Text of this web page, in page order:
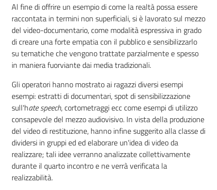
Al fine di offrire un esempio di come la realtà possa essere
raccontata in termini non superficiali, si è lavorato sul mezzo
del video-documentario, come modalità espressiva in grado
di creare una forte empatia con il pubblico e sensibilizzarlo
su tematiche che vengono trattate parzialmente e spesso
in maniera fuorviante dai media tradizionali.
Gli operatori hanno mostrato ai ragazzi diversi esempi
esempi: estratti di documentari, spot di sensibilizzazione
sull'hate speech, cortometraggi ecc come esempi di utilizzo
consapevole del mezzo audiovisivo. In vista della produzione
del video di restituzione, hanno infine suggerito alla classe di
dividersi in gruppi ed ed elaborare un'idea di video da
realizzare; tali idee verranno analizzate collettivamente
durante il quarto incontro e ne verrà verificata la
realizzabilità.